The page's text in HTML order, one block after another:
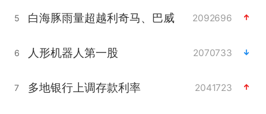
5 白海豚雨量超越利奇马、巴威 2092696
6 人形机器人第一股 2070733
7 多地银行上调存款利率 2041723